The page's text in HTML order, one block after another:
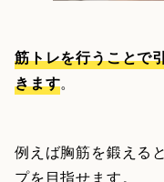
筋トレを行うことで
きます。
例えば胸筋を鍛える
プを目指せます。